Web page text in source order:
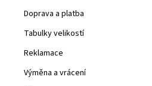
Doprava a platba
Tabulky velikostí
Reklamace
Výměna a vrácení